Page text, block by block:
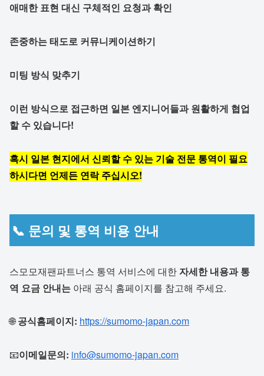
애매한 표현 대신 구체적인 요청과 확인
존중하는 태도로 커뮤니케이션하기
미팅 방식 맞추기
이런 방식으로 접근하면 일본 엔지니어들과 원활하게 협업
할 수 있습니다!
혹시 일본 현지에서 신뢰할 수 있는 기술 전문 통역이 필요
하시다면 언제든 연락 주십시오!
📞 문의 및 통역 비용 안내
스모모재팬파트너스 통역 서비스에 대한자세한 내용과 통
역 요금 안내는 아래 공식 홈페이지를 참고해 주세요.
🌐공식홈페이지: https://sumomo-japan.com
📧이메일문의: info@sumomo-japan.com